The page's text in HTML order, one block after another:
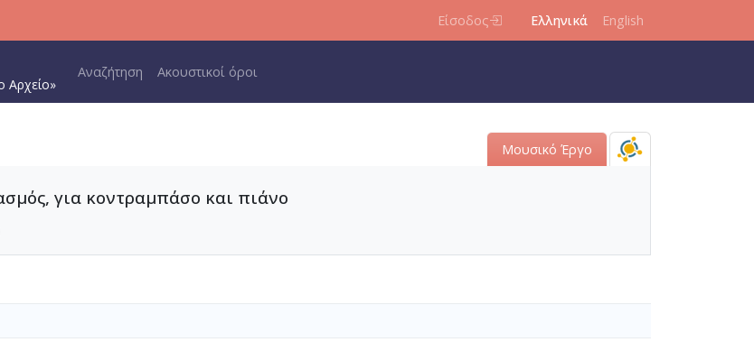
Είσοδος Ελληνικά English
Αρχείο»
Main navigation
Αναζήτηση Ακουστικοί όροι
Μουσικό Έργο
για κοντραμπάσο και πιάνο